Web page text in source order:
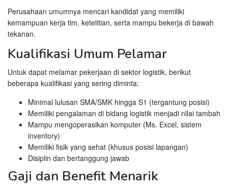
Perusahaan umumnya mencari kandidat yang memiliki
kemampuan kerja tim, ketelitian, serta mampu bekerja di bawah
tekanan.
Kualifikasi Umum Pelamar
Untuk dapat melamar pekerjaan di sektor logistik, berikut
beberapa kualifikasi yang sering diminta:
Minimal lulusan SMA/SMK hingga S1 (tergantung posisi)
Memiliki pengalaman di bidang logistik menjadi nilai tambah
Mampu mengoperasikan komputer (Ms. Excel, sistem
inventory)
Memiliki fisik yang sehat (khusus posisi lapangan)
Disiplin dan bertanggung jawab
Gaji dan Benefit Menarik